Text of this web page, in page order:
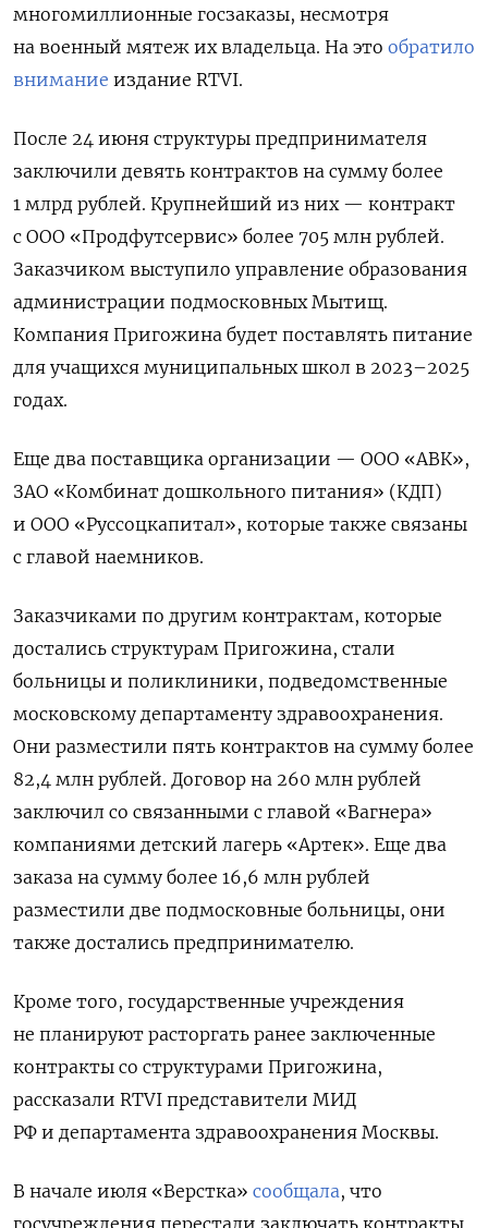
многомиллионные госзаказы, несмотря
на военный мятеж их владельца. На это обратило
внимание издание RTVI.
После 24 июня структуры предпринимателя
заключили девять контрактов на сумму более
1 млрд рублей. Крупнейший из них — контракт
с ООО «Продфутсервис» более 705 млн рублей.
Заказчиком выступило управление образования
администрации подмосковных Мытищ.
Компания Пригожина будет поставлять питание
для учащихся муниципальных школ в 2023–2025
годах.
Еще два поставщика организации — ООО «АВК»,
ЗАО «Комбинат дошкольного питания» (КДП)
и ООО «Руссоцкапитал», которые также связаны
с главой наемников.
Заказчиками по другим контрактам, которые
достались структурам Пригожина, стали
больницы и поликлиники, подведомственные
московскому департаменту здравоохранения.
Они разместили пять контрактов на сумму более
82,4 млн рублей. Договор на 260 млн рублей
заключил со связанными с главой «Вагнера»
компаниями детский лагерь «Артек». Еще два
заказа на сумму более 16,6 млн рублей
разместили две подмосковные больницы, они
также достались предпринимателю.
Кроме того, государственные учреждения
не планируют расторгать ранее заключенные
контракты со структурами Пригожина,
рассказали RTVI представители МИД
РФ и департамента здравоохранения Москвы.
В начале июля «Верстка» сообщала, что